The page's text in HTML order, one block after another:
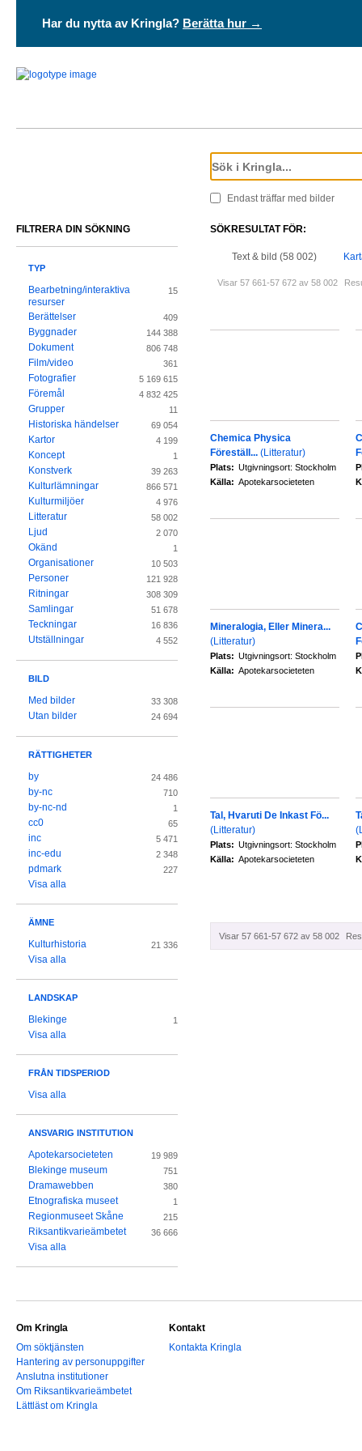
Har du nytta av Kringla? Berätta hur →
Endast träffar med bilder
SÖKRESULTAT FÖR:
Text & bild (58 002)
Visar 57 661-57 672 av 58 002
Chemica Physica
Föreställ... (Litteratur)
Plats: Utgivningsort: Stockholm
Källa: Apotekarsocieteten
Mineralogia, Eller Minera...
(Litteratur)
Plats: Utgivningsort: Stockholm
Källa: Apotekarsocieteten
Tal, Hvaruti De Inkast Fö...
(Litteratur)
Plats: Utgivningsort: Stockholm
Källa: Apotekarsocieteten
Visar 57 661-57 672 av 58 002
FILTRERA DIN SÖKNING
TYP
Bearbetning/interaktiva
resurser
15
Berättelser 409
Byggnader 144 388
Dokument 806 748
Film/video 361
Fotografier 5 169 615
Föremål 4 832 425
Grupper 11
Historiska händelser 69 054
Kartor 4 199
Koncept 1
Konstverk 39 263
Kulturlämningar 866 571
Kulturmiljöer 4 976
Litteratur 58 002
Ljud 2 070
Okänd 1
Organisationer 10 503
Personer 121 928
Ritningar 308 309
Samlingar 51 678
Teckningar 16 836
Utställningar 4 552
BILD
Med bilder 33 308
Utan bilder 24 694
RÄTTIGHETER
by 24 486
by-nc 710
by-nc-nd 1
cc0 65
inc 5 471
inc-edu 2 348
pdmark 227
Visa alla
ÄMNE
Kulturhistoria 21 336
Visa alla
LANDSKAP
Blekinge 1
Visa alla
FRÅN TIDSPERIOD
Visa alla
ANSVARIG INSTITUTION
Apotekarsocieteten 19 989
Blekinge museum 751
Dramawebben 380
Etnografiska museet 1
Regionmuseet Skåne 215
Riksantikvarieämbetet 36 666
Visa alla
Om Kringla
Om söktjänsten
Hantering av personuppgifter
Anslutna institutioner
Om Riksantikvarieämbetet
Lättläst om Kringla
Kontakt
Kontakta Kringla